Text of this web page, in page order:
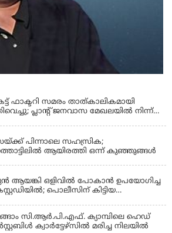
ഫാക്ടറി സമരം താത്കാലികമായി
പ്ലാൻ്റ് ജനവാസ മേഖലയിൽ നിന്ന്
പിന്നാലെ സഹസ്രിക;
ആയിരത്തി ഒന്ന് കുഞ്ഞുങ്ങള്‍
ആയങ്കി ഒളിവിൽ പോകാൻ ഉപയോഗിച്ച
പൊലീസിന് കിട്ടിയ
സി.ആർ.പി.എഫ്. ക്യാമ്പിലെ ഹെഡ്
ക്വാർട്ടേഴ്സിൽ മരിച്ച നിലയിൽ